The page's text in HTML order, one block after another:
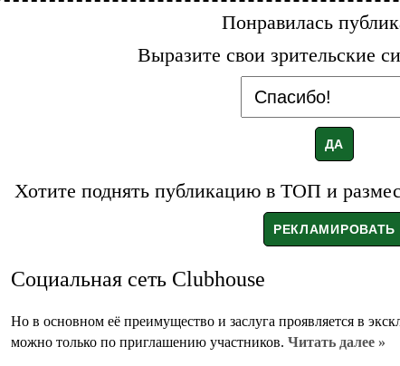
Понравилась
Выразите свои зрительские
Хотите поднять публикацию в ТОП и
Социальная сеть Сlubhouse
Но в основном её преимущество и заслуга проявляется в
можно только по приглашению участников. Читать далее »